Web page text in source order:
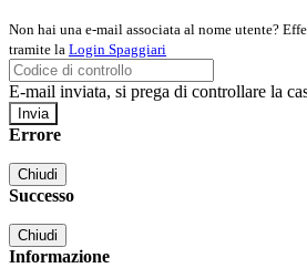
Non hai una e-mail associata al nome utente?
tramite la Login Spaggiari
E-mail inviata, si prega di controllare la
Errore
Chiudi
Successo
Chiudi
Informazione